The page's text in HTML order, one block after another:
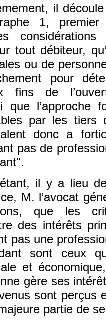
il
1,
tout débiteur,
ou de
pour
fins de
que l’approche
par les tiers
donc a
pas de
il y a lieu
M. l’avocat
que les
des intérêts
pas une
sont ceux
et
gère ses
sont perçus
partie de